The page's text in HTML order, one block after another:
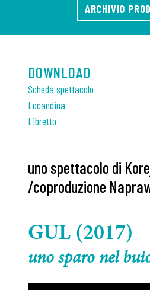
ARCHIVIO
DOWNLOAD
Scheda spettacolo
Locandina
Libretto
uno spettacolo di
/coproduzione
GUL (2017)
uno sparo nel